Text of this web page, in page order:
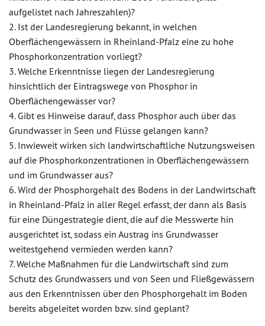
aufgelistet nach Jahreszahlen)?
2. Ist der Landesregierung bekannt, in welchen
Oberflächengewässern in Rheinland-Pfalz eine zu hohe
Phosphorkonzentration vorliegt?
3. Welche Erkenntnisse liegen der Landesregierung
hinsichtlich der Eintragswege von Phosphor in
Oberflächengewässer vor?
4. Gibt es Hinweise darauf, dass Phosphor auch über das
Grundwasser in Seen und Flüsse gelangen kann?
5. Inwieweit wirken sich landwirtschaftliche Nutzungsweisen
auf die Phosphorkonzentrationen in Oberflächengewässern
und im Grundwasser aus?
6. Wird der Phosphorgehalt des Bodens in der Landwirtschaft
in Rheinland-Pfalz in aller Regel erfasst, der dann als Basis
für eine Düngestrategie dient, die auf die Messwerte hin
ausgerichtet ist, sodass ein Austrag ins Grundwasser
weitestgehend vermieden werden kann?
7. Welche Maßnahmen für die Landwirtschaft sind zum
Schutz des Grundwassers und von Seen und Fließgewässern
aus den Erkenntnissen über den Phosphorgehalt im Boden
bereits abgeleitet worden bzw. sind geplant?